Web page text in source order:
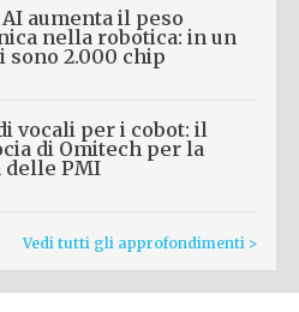
aumenta il peso
nella robotica: in un
sono 2.000 chip
vocali per i cobot: il
di Omitech per la
delle PMI
Vedi tutti gli approfondimenti >